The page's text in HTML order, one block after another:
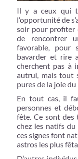
Il y a ceux qui
l’opportunité de
soir pour profiter
de rencontrer
favorable, pour
bavarder et rire
cherchent pas à
autrui, mais tout
pures de la joie
En tout cas, il
personnes et
fête. Ce sont des
chez les natifs
ces signes font
astros les plus